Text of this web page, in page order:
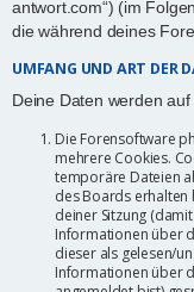
antwort.com“) (im
die während deines
UMFANG UND ART DER
Deine Daten werden
Die Forensoftware
mehrere Cookies.
temporäre Dateien
des Boards erhalten
deiner Sitzung
Informationen über
dieser als gelesen/
Informationen über